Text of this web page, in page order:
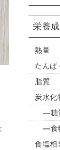
栄養
熱量
たんぱ
脂質
炭水化
糖
食
食塩相